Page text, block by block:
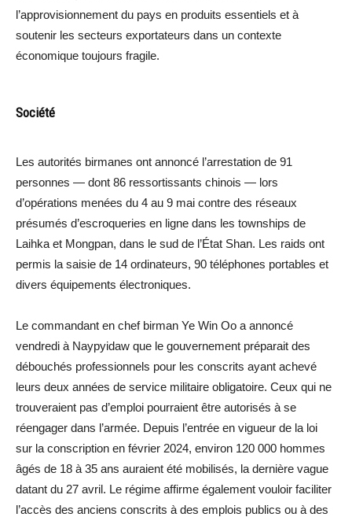
l’approvisionnement du pays en produits essentiels et à
soutenir les secteurs exportateurs dans un contexte
économique toujours fragile.
Société
Les autorités birmanes ont annoncé l’arrestation de 91
personnes — dont 86 ressortissants chinois — lors
d’opérations menées du 4 au 9 mai contre des réseaux
présumés d’escroqueries en ligne dans les townships de
Laihka et Mongpan, dans le sud de l’État Shan. Les raids ont
permis la saisie de 14 ordinateurs, 90 téléphones portables et
divers équipements électroniques.
Le commandant en chef birman Ye Win Oo a annoncé
vendredi à Naypyidaw que le gouvernement préparait des
débouchés professionnels pour les conscrits ayant achevé
leurs deux années de service militaire obligatoire. Ceux qui ne
trouveraient pas d’emploi pourraient être autorisés à se
réengager dans l’armée. Depuis l’entrée en vigueur de la loi
sur la conscription en février 2024, environ 120 000 hommes
âgés de 18 à 35 ans auraient été mobilisés, la dernière vague
datant du 27 avril. Le régime affirme également vouloir faciliter
l’accès des anciens conscrits à des emplois publics ou à des